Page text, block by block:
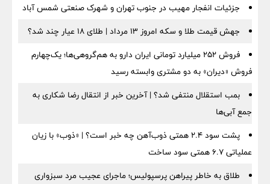
جزئیات انفجار مهیب در جنوب تهران و شهرک صنعتی شمس آباد
جهش قیمت طلا و سکه امروز ۱۳ مرداد | طلای ۱۸ عیار چند شد؟
فروش ۲۵۲ میلیارد تومانی ایران دارو به هم‌گروهی‌ها؛ یک‌چهارم
فروش «دیران» به دو مشتری وابسته رسید
بمب استقلال منتفی شد؟ | آخرین خبر از انتقال رضا شکاری به
جمع آبی‌ها
پشت سود ۲.۴ همتی ذوب‌آهن چه خبر است؟ | «ذوب» با زیان
عملیاتی ۶.۷ همتی سود ساخت
طلاق به خاطر پیراهن پرسپولیس؛ ماجرای عجیب مرد سبزواری